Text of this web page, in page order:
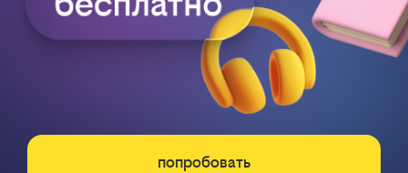
попробовать